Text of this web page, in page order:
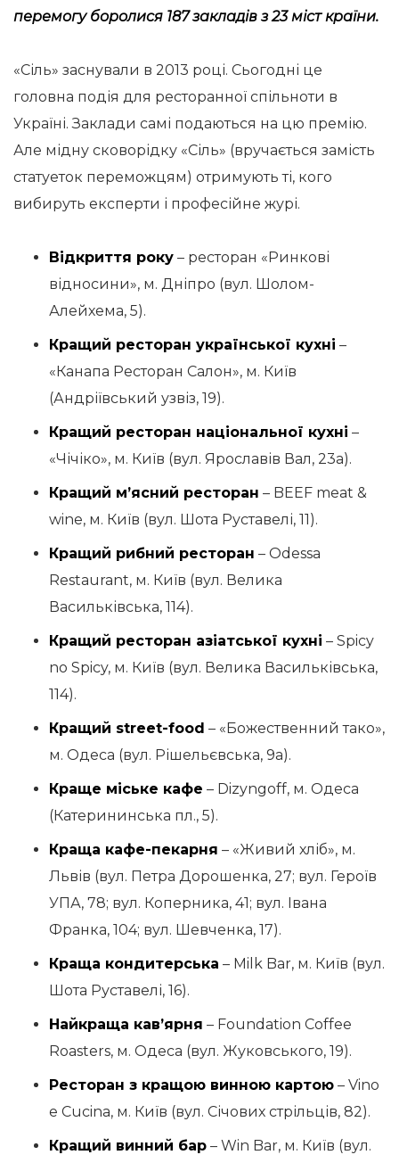
перемогу боролися 187 закладів з 23 міст країни.
«Сіль» заснували в 2013 році. Сьогодні це
головна подія для ресторанної спільноти в
Україні. Заклади самі подаються на цю премію.
Але мідну сковорідку «Сіль» (вручається замість
статуеток переможцям) отримують ті, кого
вибируть експерти і професійне журі.
Відкриття року – ресторан «Ринкові
відносини», м. Дніпро (вул. Шолом-
Алейхема, 5).
Кращий ресторан української кухні –
«Канапа Ресторан Салон», м. Київ
(Андріївський узвіз, 19).
Кращий ресторан національної кухні –
«Чічіко», м. Київ (вул. Ярославів Вал, 23а).
Кращий м’ясний ресторан – BEEF meat &
wine, м. Київ (вул. Шота Руставелі, 11).
Кращий рибний ресторан – Odessa
Restaurant, м. Київ (вул. Велика
Васильківська, 114).
Кращий ресторан азіатської кухні – Spicy
no Spicy, м. Київ (вул. Велика Васильківська,
114).
Кращий street-food – «Божественний тако»,
м. Одеса (вул. Рішельєвська, 9а).
Краще міське кафе – Dizyngoff, м. Одеса
(Катерининська пл., 5).
Краща кафе-пекарня – «Живий хліб», м.
Львів (вул. Петра Дорошенка, 27; вул. Героїв
УПА, 78; вул. Коперника, 41; вул. Івана
Франка, 104; вул. Шевченка, 17).
Краща кондитерська – Milk Bar, м. Київ (вул.
Шота Руставелі, 16).
Найкраща кав’ярня – Foundation Coffee
Roasters, м. Одеса (вул. Жуковського, 19).
Ресторан з кращою винною картою – Vino
e Cucina, м. Київ (вул. Січових стрільців, 82).
Кращий винний бар – Win Bar, м. Київ (вул.